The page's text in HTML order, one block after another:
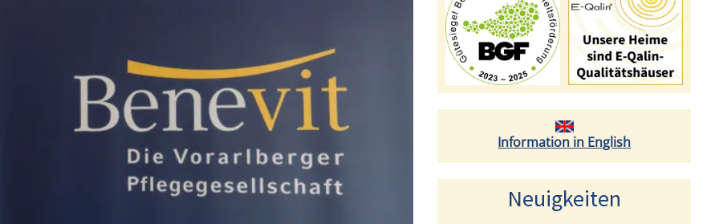
Information in English
Neuigkeiten